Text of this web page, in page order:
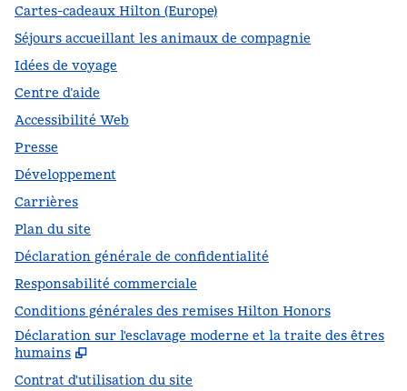
Cartes-cadeaux Hilton (Europe)
Séjours accueillant les animaux de compagnie
Idées de voyage
Centre d’aide
Accessibilité Web
Presse
Développement
Carrières
Plan du site
Déclaration générale de confidentialité
Responsabilité commerciale
Conditions générales des remises Hilton Honors
Déclaration sur l'esclavage moderne et la traite des êtres
humains
Contrat d'utilisation du site